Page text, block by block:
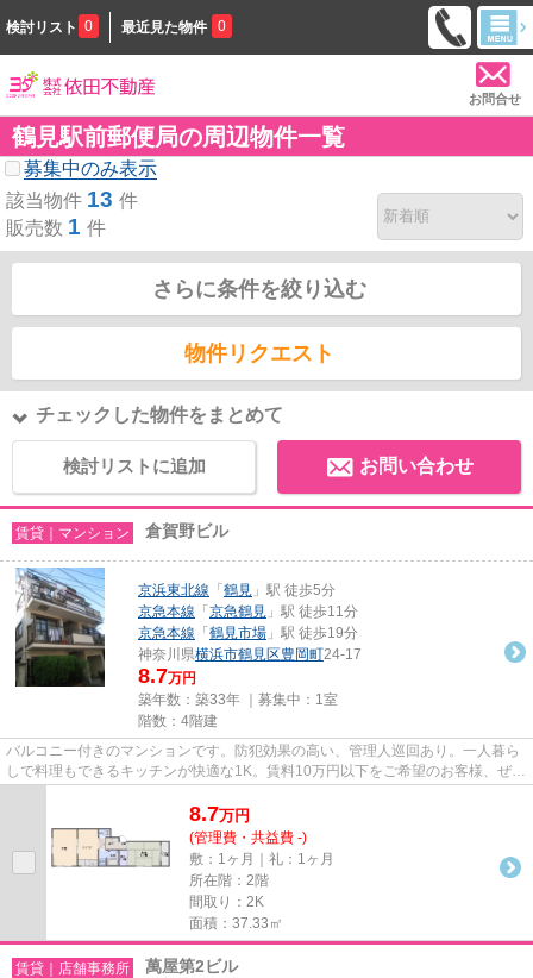
検討リスト 0 最近見た物件 0
お問合せ
鶴見駅前郵便局の周辺物件一覧
募集中のみ表示
該当物件 13 件
販売数 1 件
さらに条件を絞り込む
物件リクエスト
チェックした物件をまとめて
検討リストに追加 お問い合わせ
賃貸｜マンション 倉賀野ビル
京浜東北線 「 鶴見 」駅 徒歩5分
京急本線 「 京急鶴見 」駅 徒歩11分
京急本線 「 鶴見市場 」駅 徒歩19分
神奈川県横浜市鶴見区豊岡町24-17
8.7万円
築年数：築33年 ｜募集中： 1室
階数：4階建
バルコニー付きのマンションです。防犯効果の高い、管理人巡回あり。一人暮ら
しで料理もできるキッチンが快適な1K。賃料10万円以下をご希望のお客様、ぜひ
8.7万円
(管理費・共益費 -)
敷：1ヶ月｜礼：1ヶ月
所在階：2階
間取り：2K
面積：37.33㎡
賃貸｜店舗事務所 萬屋第2ビル